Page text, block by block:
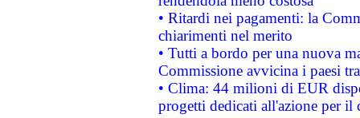
• Ritardi nei pagamenti: la
chiarimenti nel merito
• Tutti a bordo per una nuova
Commissione avvicina i paesi
• Clima: 44 milioni di EUR
progetti dedicati all'azione per il